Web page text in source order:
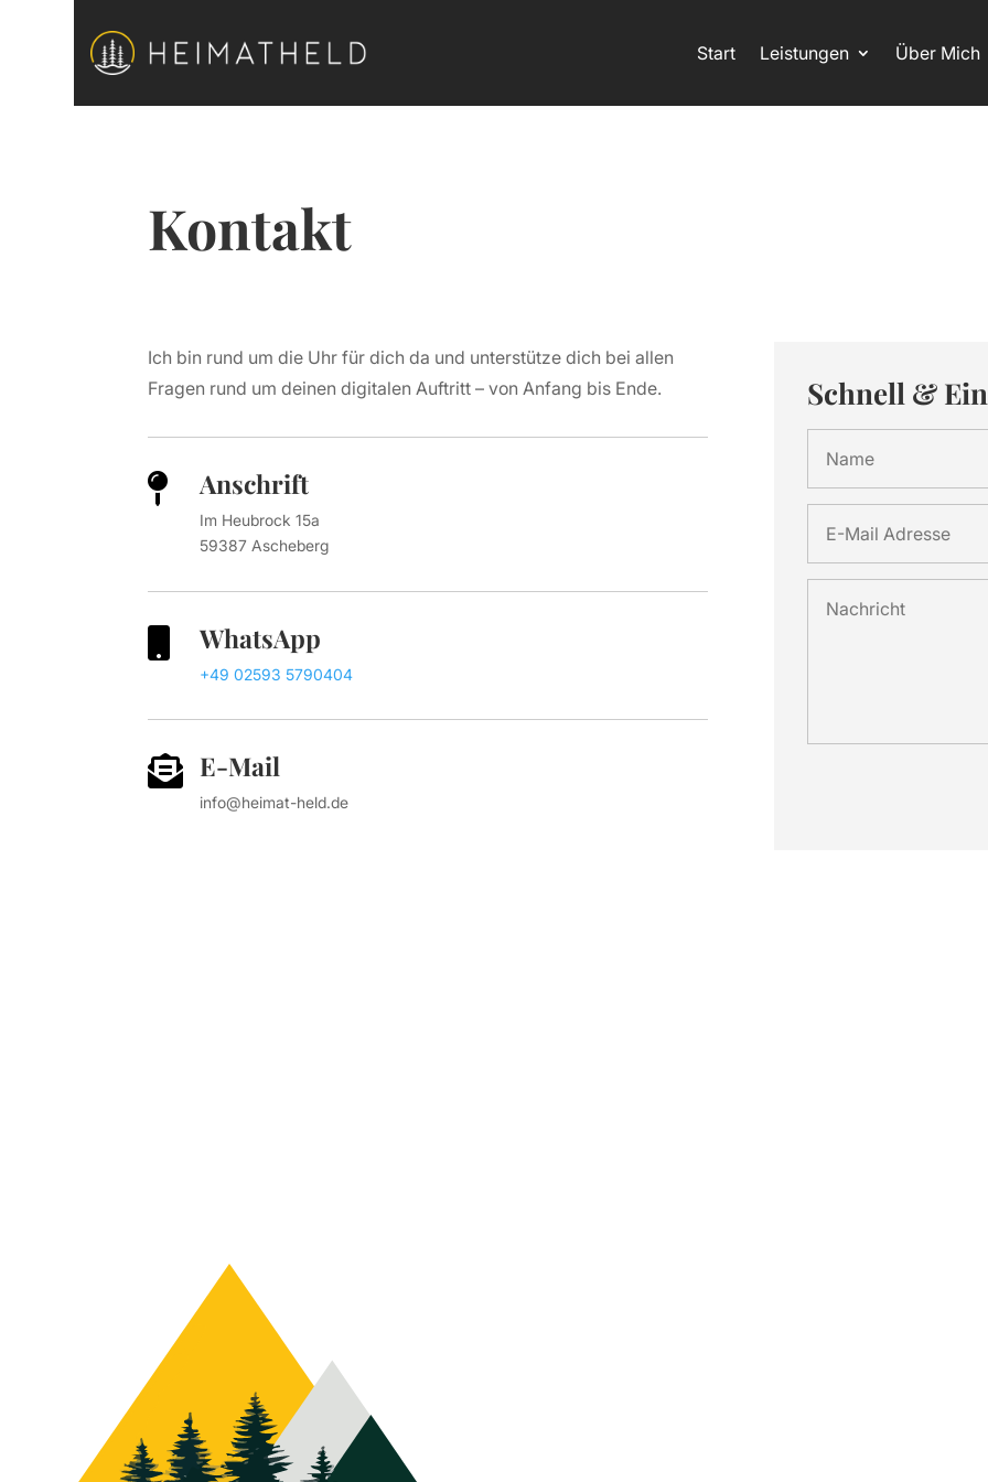
Start Leistungen Über Mich
Kontakt
Ich bin rund um die Uhr für dich da und unterstütze dich bei allen
Fragen rund um deinen digitalen Auftritt – von Anfang bis Ende.
 Anschrift
Im Heubrock 15a
59387 Ascheberg
WhatsApp
+49 02593 5790404
 E-Mail
info@heimat-held.de
Schnell &